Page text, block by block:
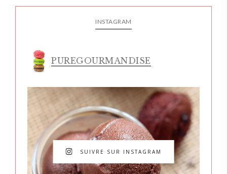
INSTAGRAM
PUREGOURMANDISE
SUIVRE SUR INSTAGRAM